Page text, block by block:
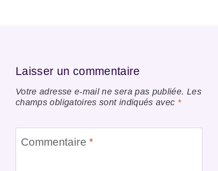
Laisser un commentaire
Votre adresse e-mail ne sera pas publiée. Les
champs obligatoires sont indiqués avec *
Commentaire*